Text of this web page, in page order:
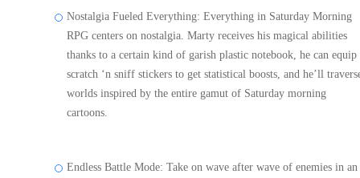
Nostalgia Fueled Everything: Everything in Saturday Morning
RPG centers on nostalgia. Marty receives his magical abilities
thanks to a certain kind of garish plastic notebook, he can equip
scratch ‘n sniff stickers to get statistical boosts, and he’ll
worlds inspired by the entire gamut of Saturday morning
cartoons.
Endless Battle Mode: Take on wave after wave of enemies in an